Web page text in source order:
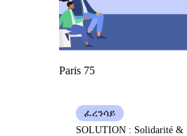
Paris 75
ፈረንሳይ
SOLUTION : Solidarité &